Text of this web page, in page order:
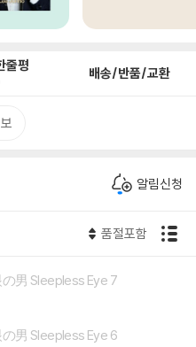
줄평 배송/반품/교환
알림신청
품절포함
男 Sleepless Eye 7
男 Sleepless Eye 6